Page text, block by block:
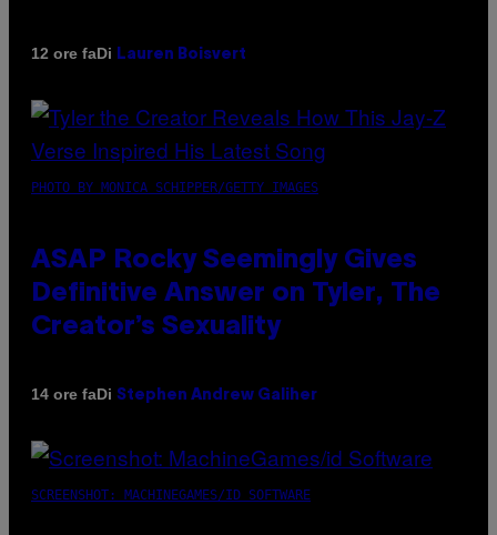
12 ore faDi Lauren Boisvert
PHOTO BY MONICA SCHIPPER/GETTY IMAGES
ASAP Rocky Seemingly Gives
Definitive Answer on Tyler, The
Creator’s Sexuality
14 ore faDi Stephen Andrew Galiher
SCREENSHOT: MACHINEGAMES/ID SOFTWARE